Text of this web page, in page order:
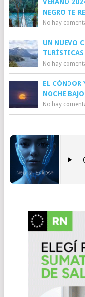
VERANO
NEGRO TE
No hay
UN NUEVO
TURÍSTICAS
No hay
EL CÓNDOR
NOCHE
No hay